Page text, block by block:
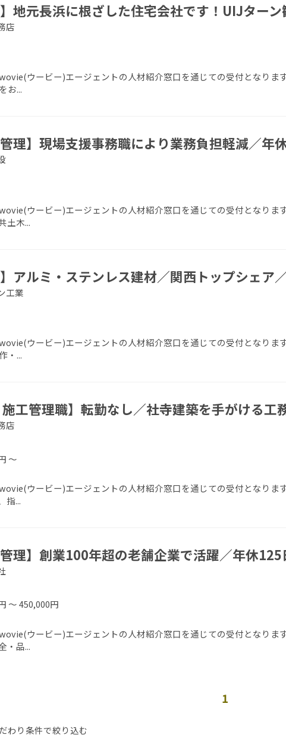
】地元長浜に根ざした住宅会社です！UIJター
店
ウービー)エージェントの人材紹介窓口を通じての受付となりま
お...
管理】現場支援事務職により業務負担軽減／
ウービー)エージェントの人材紹介窓口を通じての受付となりま
土木...
】アルミ・ステンレス建材／関西トップシェア
工業
ウービー)エージェントの人材紹介窓口を通じての受付となりま
・...
施工管理職】転勤なし／社寺建築を手がける
店
～
ウービー)エージェントの人材紹介窓口を通じての受付となりま
指...
管理】創業100年超の老舗企業で活躍／年休
～ 450,000円
ウービー)エージェントの人材紹介窓口を通じての受付となりま
・品...
1
わり条件で絞り込む